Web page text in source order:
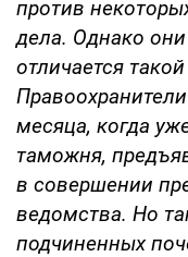
против
дела. Однако
отличается
месяца, когда
таможня,
в совершении
ведомства. Но
подчиненных